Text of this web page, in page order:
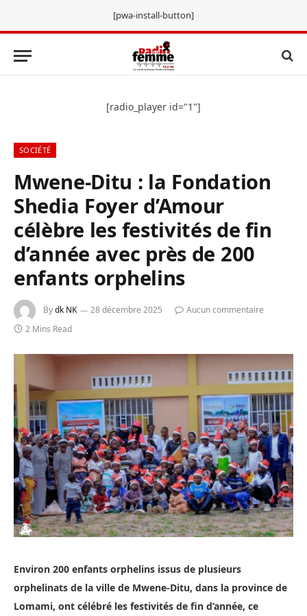
[pwa-install-button]
[radio_player id="1"]
SOCIÉTÉ
Mwene-Ditu : la Fondation
Shedia Foyer d’Amour
célèbre les festivités de fin
d’année avec près de 200
enfants orphelins
Bydk NK 28 décembre 2025
Aucun commentaire
2 Mins Read
Environ 200 enfants orphelins issus de plusieurs
orphelinats de la ville de Mwene-Ditu, dans la province de
Lomami, ont célébré les festivités de fin d’année, ce